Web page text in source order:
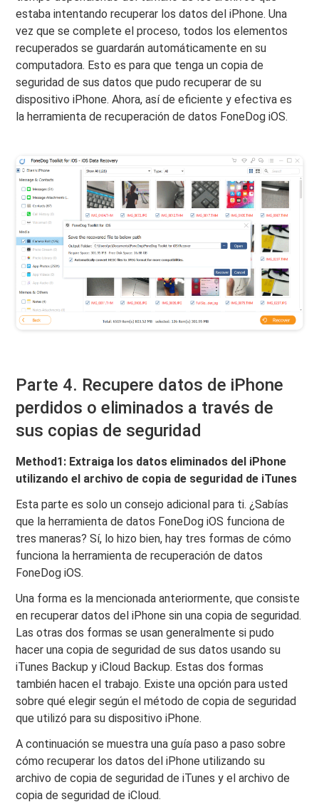
estaba intentando recuperar los datos del iPhone. Una
vez que se complete el proceso, todos los elementos
recuperados se guardarán automáticamente en su
computadora. Esto es para que tenga un copia de
seguridad de sus datos que pudo recuperar de su
dispositivo iPhone. Ahora, así de eficiente y efectiva es
la herramienta de recuperación de datos FoneDog iOS.
Parte 4. Recupere datos de iPhone
perdidos o eliminados a través de
sus copias de seguridad
Method1: Extraiga los datos eliminados del iPhone
utilizando el archivo de copia de seguridad de iTunes
Esta parte es solo un consejo adicional para ti. ¿Sabías
que la herramienta de datos FoneDog iOS funciona de
tres maneras? Sí, lo hizo bien, hay tres formas de cómo
funciona la herramienta de recuperación de datos
FoneDog iOS.
Una forma es la mencionada anteriormente, que consiste
en recuperar datos del iPhone sin una copia de seguridad.
Las otras dos formas se usan generalmente si pudo
hacer una copia de seguridad de sus datos usando su
iTunes Backup y iCloud Backup. Estas dos formas
también hacen el trabajo. Existe una opción para usted
sobre qué elegir según el método de copia de seguridad
que utilizó para su dispositivo iPhone.
A continuación se muestra una guía paso a paso sobre
cómo recuperar los datos del iPhone utilizando su
archivo de copia de seguridad de iTunes y el archivo de
copia de seguridad de iCloud.